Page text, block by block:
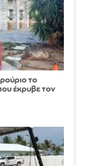
το
έκρυβε τον